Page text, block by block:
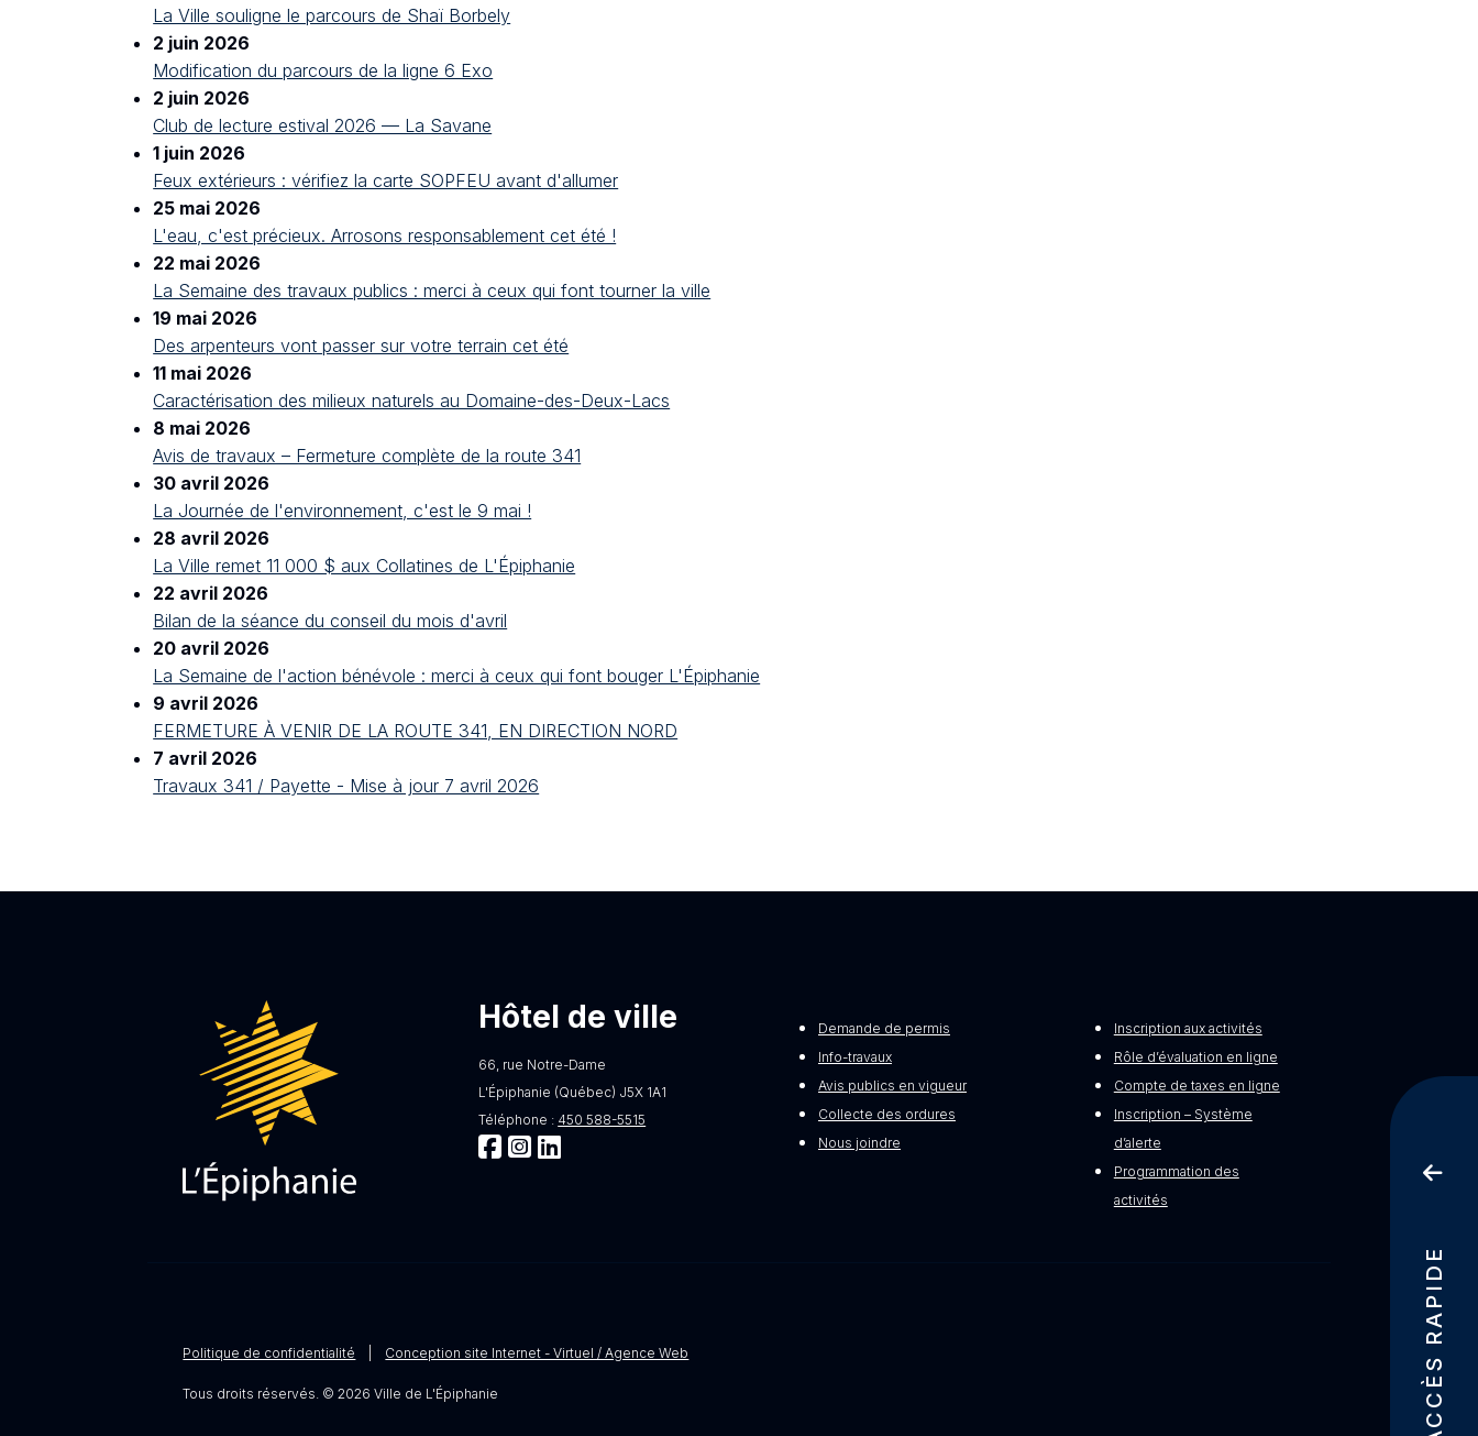
ACCÈS RAPIDE
La Ville souligne le parcours de Shaï Borbely
2 juin 2026
Modification du parcours de la ligne 6 Exo
2 juin 2026
Club de lecture estival 2026 — La Savane
1 juin 2026
Feux extérieurs : vérifiez la carte SOPFEU avant d'allumer
25 mai 2026
L'eau, c'est précieux. Arrosons responsablement cet été !
22 mai 2026
La Semaine des travaux publics : merci à ceux qui font tourner la ville
19 mai 2026
Des arpenteurs vont passer sur votre terrain cet été
11 mai 2026
Caractérisation des milieux naturels au Domaine-des-Deux-Lacs
8 mai 2026
Avis de travaux – Fermeture complète de la route 341
30 avril 2026
La Journée de l'environnement, c'est le 9 mai !
28 avril 2026
La Ville remet 11 000 $ aux Collatines de L'Épiphanie
22 avril 2026
Bilan de la séance du conseil du mois d'avril
20 avril 2026
La Semaine de l'action bénévole : merci à ceux qui font bouger L'Épiphanie
9 avril 2026
FERMETURE À VENIR DE LA ROUTE 341, EN DIRECTION NORD
7 avril 2026
Travaux 341 / Payette - Mise à jour 7 avril 2026
Hôtel de ville
66, rue Notre-Dame
L'Épiphanie (Québec) J5X 1A1
Téléphone : 450 588-5515
Demande de permis
Info-travaux
Avis publics en vigueur
Collecte des ordures
Nous joindre
Inscription aux activités
Rôle d’évaluation en ligne
Compte de taxes en ligne
Inscription – Système
d’alerte
Programmation des
activités
Politique de confidentialité Conception site Internet - Virtuel / Agence Web
Tous droits réservés. © 2026 Ville de L'Épiphanie